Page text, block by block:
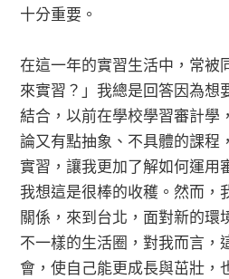
十分重要。
在這一年的實習生活中，常被
來實習？」我總是回答因為想
結合，以前在學校學習審計學
論又有點抽象、不具體的課程
實習，讓我更加了解如何運用
我想這是很棒的收穫。然而，
關係，來到台北，面對新的環
不一樣的生活圈，對我而言，
會，使自己能更成長與茁壯，